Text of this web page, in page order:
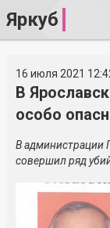
Яркуб
16 июля 2021
В
особо
В администрации
совершил ряд